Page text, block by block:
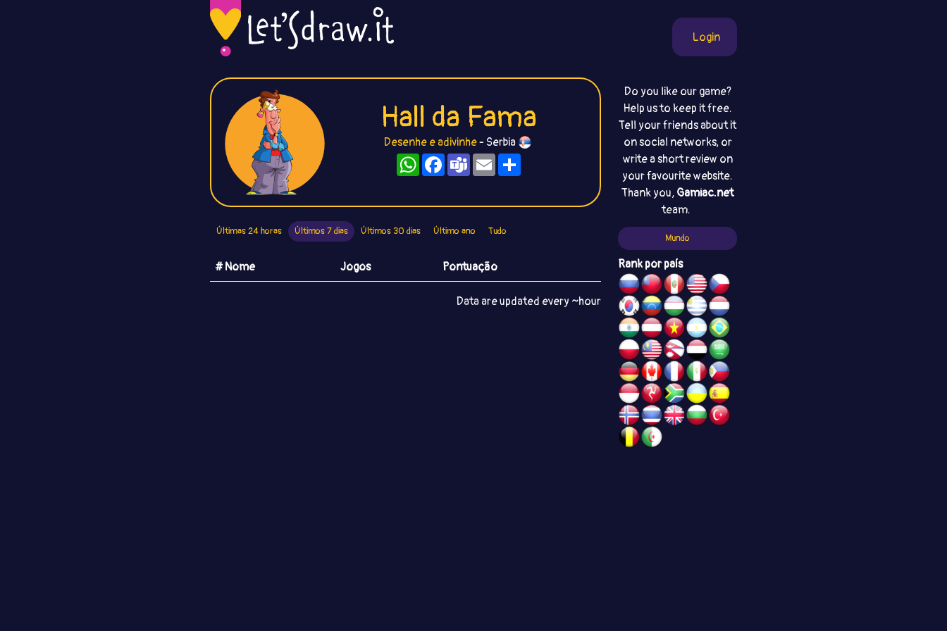
Login
Hall da Fama
Desenhe e adivinhe- Serbia
WhatsAppFacebook
TeamsEmailCompartilhe
Do you like our game?
Help us to keep it free.
Tell your friends about it
on social networks, or
write a short review on
your favourite website.
Thank you, Gamiac.net
team.
Últimas 24 horas Últimos 7 dias Últimos 30 dias Último ano Tudo
# Nome Jogos Pontuação
Data are updated every ~hour
Mundo
Rank por país